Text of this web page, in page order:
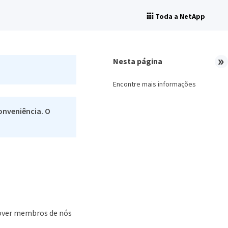
Toda a NetApp
O
membros de nós
Nesta página
Encontre mais informações